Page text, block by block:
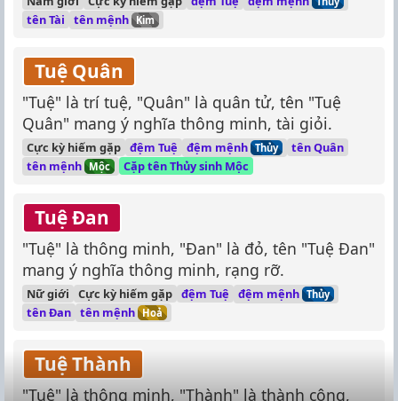
tên Tài tên mệnh Kim
Tuệ Quân
"Tuệ" là trí tuệ, "Quân" là quân tử, tên "Tuệ
Quân" mang ý nghĩa thông minh, tài giỏi.
Cực kỳ hiếm gặp đệm Tuệ đệm mệnh Thủy
tên Quân
tên mệnh Mộc Cặp tên Thủy sinh Mộc
Tuệ Đan
"Tuệ" là thông minh, "Đan" là đỏ, tên "Tuệ Đan"
mang ý nghĩa thông minh, rạng rỡ.
Nữ giới Cực kỳ hiếm gặp đệm Tuệ đệm mệnh Thủy
tên Đan tên mệnh Hoả
Tuệ Thành
"Tuệ" là thông minh, "Thành" là thành công,